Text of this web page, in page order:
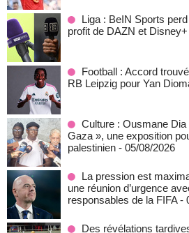
Liga : BeIN Sports
profit de DAZN et Disney+
Football : Accord
RB Leipzig pour Yan
Culture : Ousmane Dia
Gaza », une exposition
palestinien - 05/08/2026
La pression est
une réunion d’urgence
responsables de la FIFA -
Des révélations